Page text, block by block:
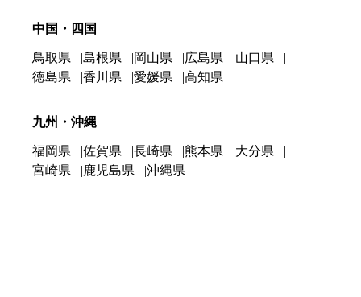
中国・四国
鳥取県 島根県 岡山県 広島県
山口県
徳島県
香川県 愛媛県 高知県
九州・沖縄
福岡県 佐賀県 長崎県 熊本県
大分県
宮崎県
鹿児島県 沖縄県